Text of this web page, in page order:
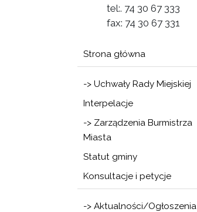
tel:. 74 30 67 333
fax: 74 30 67 331
Strona główna
-> Uchwały Rady Miejskiej
Interpelacje
-> Zarządzenia Burmistrza
Miasta
Statut gminy
Konsultacje i petycje
-> Aktualności/Ogłoszenia